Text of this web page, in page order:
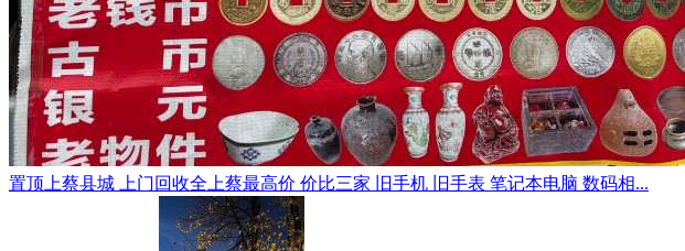
置顶 上蔡县城 上门回收全上蔡最高价 价比三家 旧手机 旧手表 笔记本电脑 数码相...